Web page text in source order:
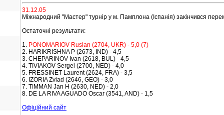
31.12.05
Міжнародний "Мастер" турнір у м. Памплона (Іспанія) закінчився
Остаточні результати:
1. PONOMARIOV Ruslan (2704, UKR) - 5,0 (7)
2. HARIKRISHNAP (2673, IND) - 4,5
3. CHEPARINOV Ivan (2618, BUL) - 4,5
4. TIVIAKOV Sergei (2700, NED) - 4,0
5. FRESSINET Laurent (2624, FRA) - 3,5
6. IZORIA Zviad (2646, GEO) - 3,0
7. TIMMAN Jan H (2630, NED) - 2,0
8. DE LA RIVA AGUADO Oscar (3541, AND) - 1,5
Офіційний сайт